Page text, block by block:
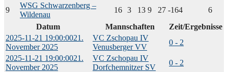
9
WSG Schwarzenberg –
Wildenau
16 3 13 9 27 -164
6
Datum
Mannschaften
Zeit/Ergebnisse
2025-11-21 19:00:0021.
November 2025
VC Zschopau IV
Venusberger VV
0 - 2
2025-11-21 19:00:0021.
November 2025
VC Zschopau IV
Dorfchemnitzer SV
0 - 2